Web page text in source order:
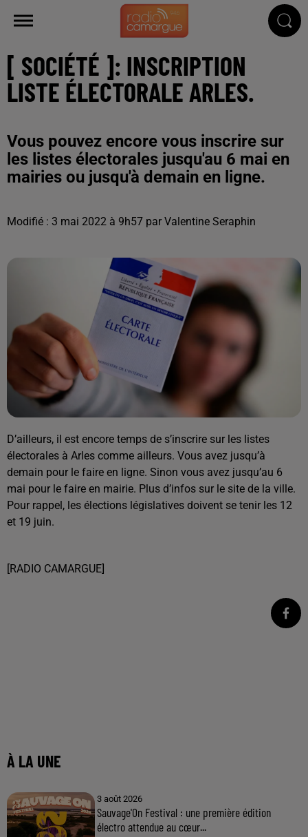
[ SOCIÉTÉ ]: INSCRIPTION
LISTE ÉLECTORALE ARLES.
Vous pouvez encore vous inscrire sur
les listes électorales jusqu'au 6 mai en
mairies ou jusqu'à demain en ligne.
Modifié : 3 mai 2022 à 9h57 par Valentine Seraphin
D’ailleurs, il est encore temps de s’inscrire sur les listes
électorales à Arles comme ailleurs. Vous avez jusqu’à
demain pour le faire en ligne. Sinon vous avez jusqu’au 6
mai pour le faire en mairie. Plus d’infos sur le site de la ville.
Pour rappel, les élections législatives doivent se tenir les 12
et 19 juin.
[RADIO CAMARGUE]
À LA UNE
3 août 2026
Sauvage'On Festival : une première édition
électro attendue au cœur...